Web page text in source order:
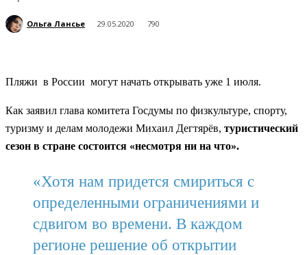
Ольга Лансье 29.05.2020 790
Пляжи в России могут начать открывать уже 1 июля.
Как заявил глава комитета Госдумы по физкультуре, спорту,
туризму и делам молодежи Михаил Дегтярёв, туристический
сезон в стране состоится «несмотря ни на что».
«Хотя нам придется смириться с
определенными ограничениями и
сдвигом во времени. В каждом
регионе решение об открытии